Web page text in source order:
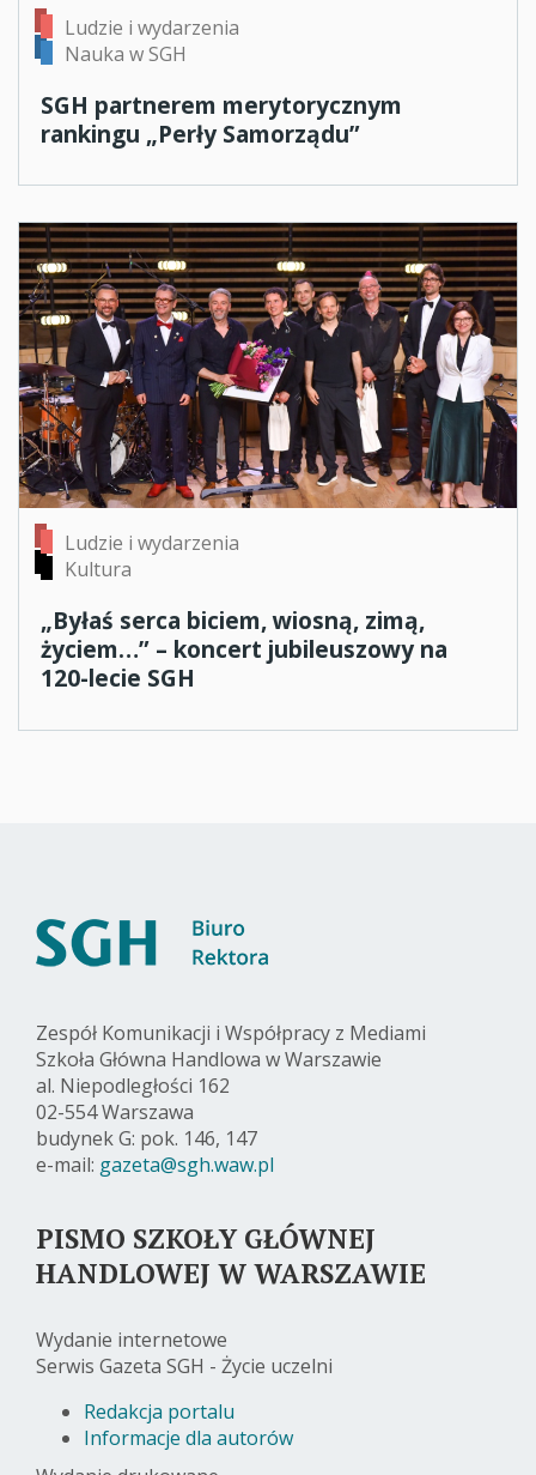
Ludzie i wydarzenia
Nauka w SGH
SGH partnerem merytorycznym
rankingu „Perły Samorządu”
Ludzie i wydarzenia
Kultura
„Byłaś serca biciem, wiosną, zimą,
życiem…” – koncert jubileuszowy na
120-lecie SGH
Zespół Komunikacji i Współpracy z Mediami
Szkoła Główna Handlowa w Warszawie
al. Niepodległości 162
02-554 Warszawa
budynek G: pok. 146, 147
e-mail: gazeta@sgh.waw.pl
PISMO SZKOŁY GŁÓWNEJ
HANDLOWEJ W WARSZAWIE
Wydanie internetowe
Serwis Gazeta SGH - Życie uczelni
Redakcja portalu
Informacje dla autorów